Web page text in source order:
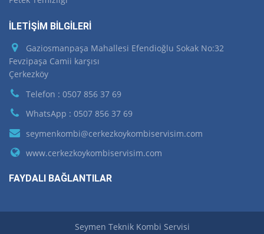
İLETİŞİM BİLGİLERİ
Gaziosmanpaşa Mahallesi Efendioğlu Sokak No:32
Fevzipaşa Camii karşısı
Çerkezköy
Telefon : 0507 856 37 69
WhatsApp : 0507 856 37 69
seymenkombi@cerkezkoykombiservisim.com
www.cerkezkoykombiservisim.com
FAYDALI BAĞLANTILAR
Seymen Teknik Kombi Servisi